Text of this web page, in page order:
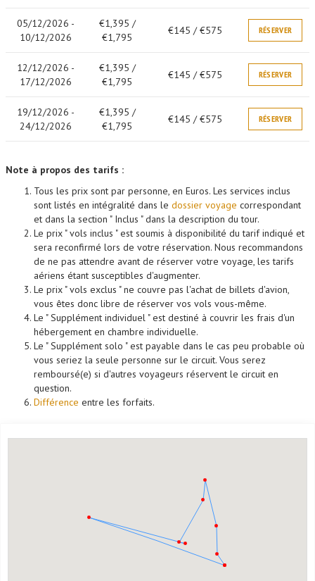
05/12/2026 -
10/12/2026
€1,395 /
€1,795
€145 / €575 RÉSERVER
12/12/2026 -
17/12/2026
€1,395 /
€1,795
€145 / €575 RÉSERVER
19/12/2026 -
24/12/2026
€1,395 /
€1,795
€145 / €575 RÉSERVER
Note à propos des tarifs :
Tous les prix sont par personne, en Euros. Les services inclus
sont listés en intégralité dans le dossier voyage correspondant
et dans la section " Inclus " dans la description du tour.
Le prix " vols inclus " est soumis à disponibilité du tarif indiqué et
sera reconfirmé lors de votre réservation. Nous recommandons
de ne pas attendre avant de réserver votre voyage, les tarifs
aériens étant susceptibles d'augmenter.
Le prix " vols exclus " ne couvre pas l'achat de billets d'avion,
vous êtes donc libre de réserver vos vols vous-même.
Le " Supplément individuel " est destiné à couvrir les frais d'un
hébergement en chambre individuelle.
Le " Supplément solo " est payable dans le cas peu probable où
vous seriez la seule personne sur le circuit. Vous serez
remboursé(e) si d'autres voyageurs réservent le circuit en
question.
Différence entre les forfaits.